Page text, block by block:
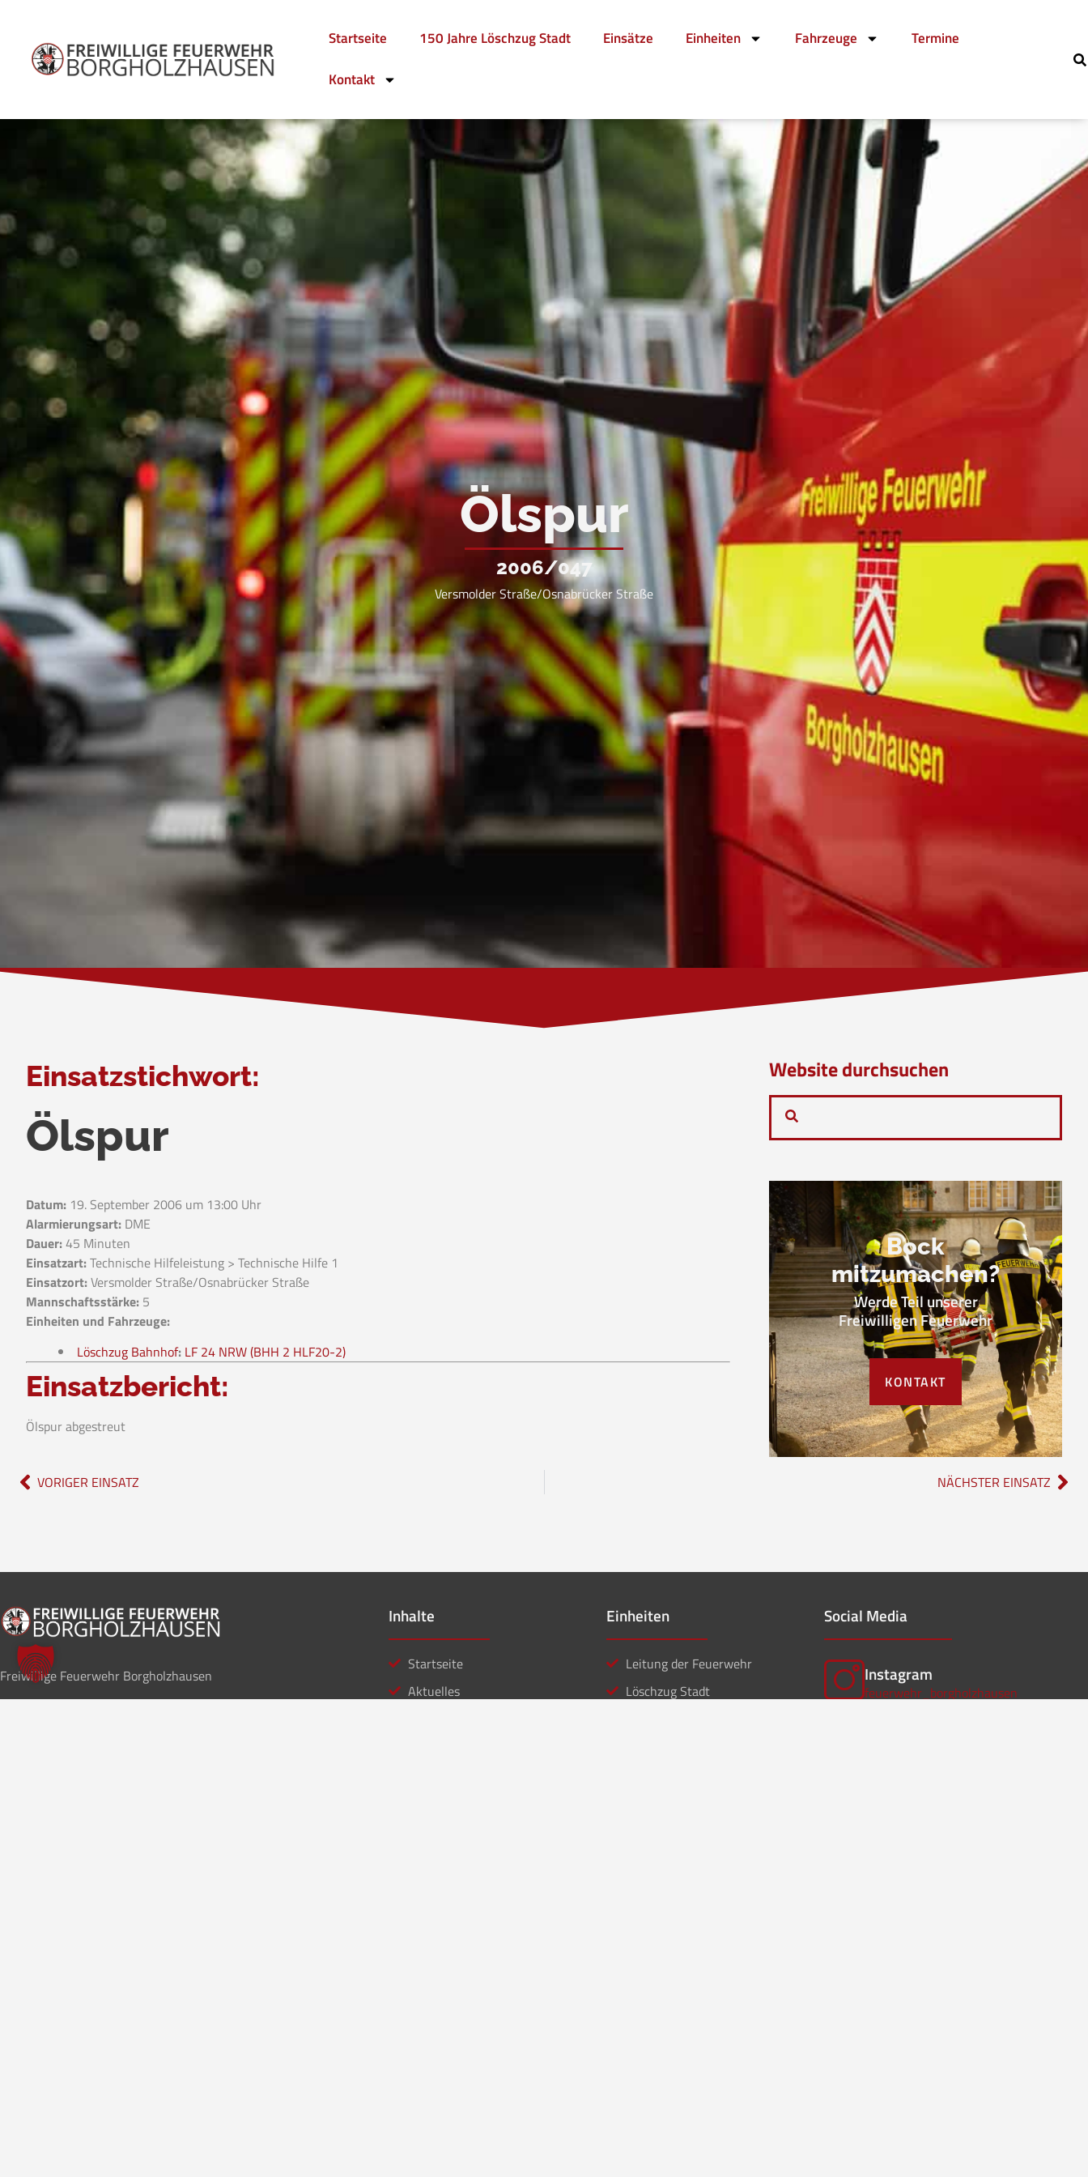
Startseite 150 Jahre Löschzug Stadt Einsätze Einheiten Fahrzeuge
Termine
Kontakt
Ölspur
2006/047
Versmolder Straße/Osnabrücker Straße
Einsatzstichwort:
Ölspur
Datum: 19. September 2006 um 13:00 Uhr
Alarmierungsart: DME
Dauer:45 Minuten
Einsatzart:Technische Hilfeleistung > Technische Hilfe 1
Einsatzort:Versmolder Straße/Osnabrücker Straße
Mannschaftsstärke: 5
Einheiten und Fahrzeuge:
Löschzug Bahnhof: LF 24 NRW (BHH 2 HLF20-2)
Einsatzbericht:
Ölspur abgestreut
Website durchsuchen
Bock
mitzumachen?
Werde Teil unserer
Freiwilligen Feuerwehr
KONTAKT
VORIGER EINSATZ NÄCHSTER EINSATZ
Freiwillige Feuerwehr Borgholzhausen
Inhalte
Startseite
Aktuelles
Einheiten
Leitung der Feuerwehr
Löschzug Stadt
Social Media
Instagram
feuerwehr_borgholzhausen